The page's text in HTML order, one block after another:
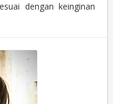
dengan keinginan